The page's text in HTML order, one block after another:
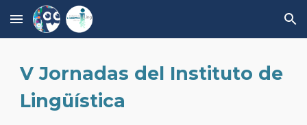
Skip to main content Skip to navigation
V Jornadas del Instituto de
Lingüística